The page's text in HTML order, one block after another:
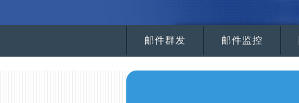
邮件群发 邮件监控